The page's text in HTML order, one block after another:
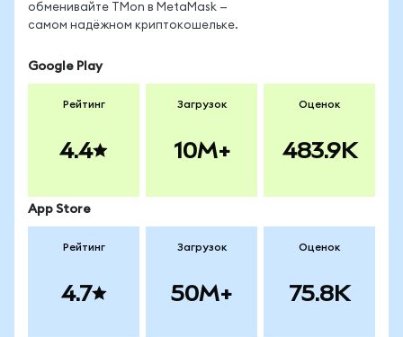
обменивайте TMon в MetaMask —
самом надёжном криптокошельке.
Google Play
Рейтинг
4.4
Загрузок
10M+
Оценок
483.9K
App Store
Рейтинг
4.7
Загрузок
50M+
Оценок
75.8K